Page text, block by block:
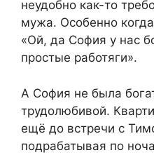
неудобно как-то
мужа. Особенно
«Ой, да София у нас
простые работяги».
А София не была
трудолюбивой.
ещё до встречи с
подрабатывая по